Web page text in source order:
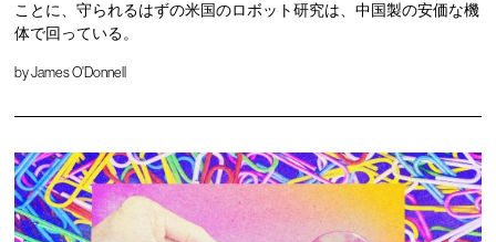
ことに、守られるはずの米国のロボット研究は、中国製の安価な機
体で回っている。
byJames O'Donnell